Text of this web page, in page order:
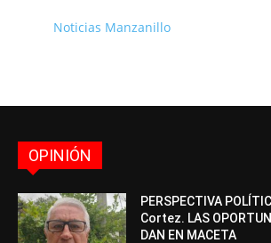
Noticias Manzanillo
OPINIÓN
PERSPECTIVA
Cortez. LAS
DAN EN MACETA